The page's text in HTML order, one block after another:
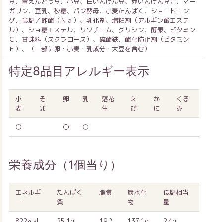
ガリン、豆乳、砂糖、パン酵母、小麦たんぱく、ショートニン
グ、食塩／酢酸（Ｎａ）、乳化剤、増粘剤（アルギン酸エステ
ル）、ショ糖エステル、リゾチーム、グリシン、酵素、ビタミン
Ｃ、甘味料（スクラロース）、硫酸鉄、酸化防止剤（ビタミン
Ｅ）、（一部に卵・小麦・乳成分・大豆を含む）
特定8品目アレルギー表示
小
麦
そ
ば
卵 乳
落花
生
え
び
か
に
くる
み
○ 〇 ○
栄養成分（1個当り）
エネルギ
ー
たんぱく
質
脂質
炭水化
物
食塩相当
量